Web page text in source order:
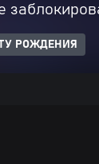
РОЖДЕНИЯ